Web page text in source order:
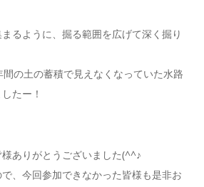
るように、掘る範囲を広げて深く掘り
の土の蓄積で見えなくなっていた水路
たー！
ありがとうございました(^^♪
、今回参加できなかった皆様も是非お